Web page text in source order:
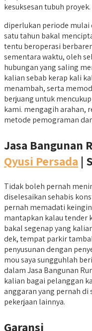
kesuksesan tubuh proyek.
diperlukan periode mulai
satu tahun bakal
tentu beroperasi
sementara waktu, oleh
hubungan yang saling
kalian sebab kerap kali
menambah, serta
berjuang untuk
kami. mengagih arahan,
metode pemograman
Jasa Bangunan
Qyusi Persada |
Tidak boleh pernah
diselesaikan sehabis
pernah memadati
mantapkan kalau tender
bakal segenap yang
dek, tempat parkir
penyusunan dengan
mou saya sungguhlah
dalam Jasa Bangunan
kalian bagai pelanggan
anggaran yang pernah
pekerjaan lainnya.
Garansi